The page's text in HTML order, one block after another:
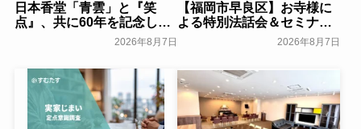
日本香堂「青雲」と『笑
点』、共に60年を記念した
初コラボ！オリジナルグッ
ズのプレゼントキャンペー
ンを実施～日本香堂～
一般公開
2026年8月7日
【福岡市早良区】お寺様に
よる特別法話会＆セミナー
特典「無料試食会」を8月
18日(月)にシティホール飯
一般公開
2026年8月7日